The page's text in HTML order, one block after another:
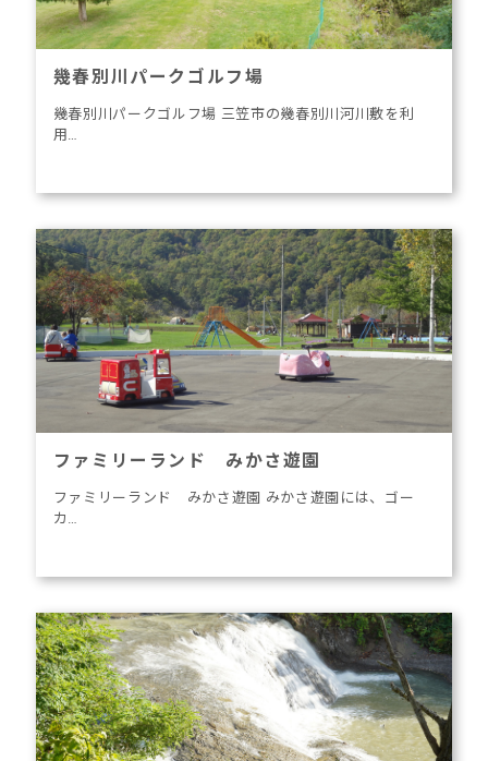
幾春別川パークゴルフ場
幾春別川パークゴルフ場 三笠市の幾春別川河川敷を利
用…
ファミリーランド みかさ遊園
ファミリーランド みかさ遊園 みかさ遊園には、ゴー
カ…